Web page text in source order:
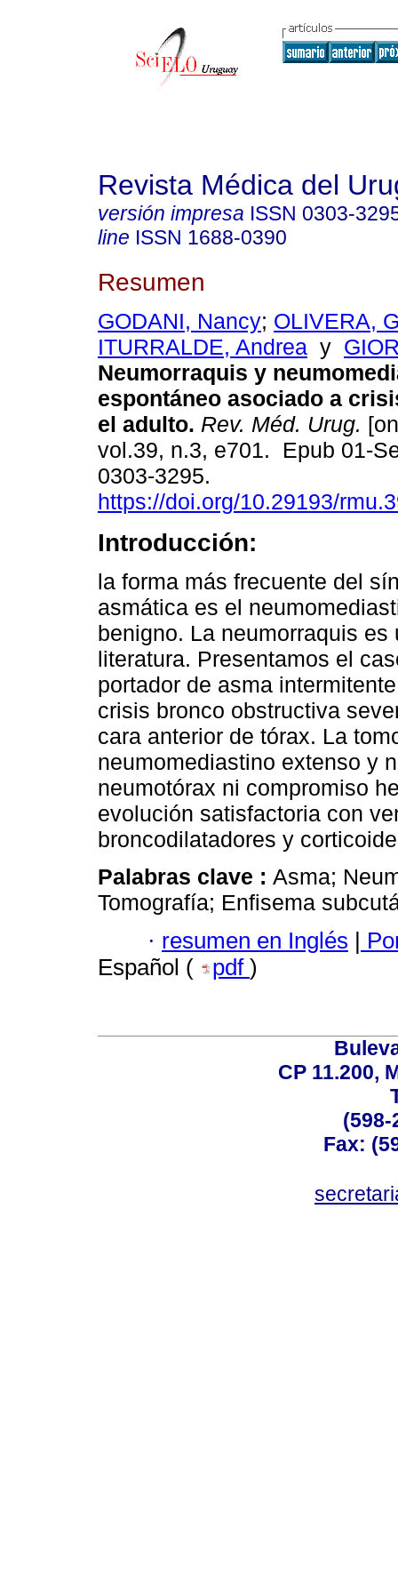
Revista Médica del
versión impresa ISSN 0303-
line ISSN 1688-0390
Resumen
GODANI, Nancy; OLIVERA,
ITURRALDE, Andrea y
Neumorraquis y
espontáneo asociado a
el adulto. Rev. Méd. Urug.
vol.39, n.3, e701. Epub 01-
0303-3295.
https://doi.org/10.29193/
Introducción:
la forma más frecuente del
asmática es el
benigno. La neumorraquis
literatura. Presentamos el
portador de asma
crisis bronco obstructiva
cara anterior de tórax. La
neumomediastino extenso y
neumotórax ni compromiso
evolución satisfactoria con
broncodilatadores y
Palabras clave : Asma;
Tomografía; Enfisema
· resumen en Inglés |
Español (
pdf )
CP 11.200,
(598-
Fax: